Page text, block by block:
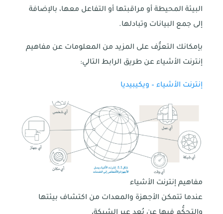
البيئة المحيطة أو مراقبتها أو التفاعل معها، بالإضافة
إلى جمع البيانات وتبادلها.
بإمكانك التعرُّف على المزيد من المعلومات عن مفاهيم
إنترنت الأشياء عن طريق الرابط التالي:
إنترنت الأشياء – ويكيبيديا
مفاهيم إنترنت الأشياء
عندما تتمكن الأجهزة والمعدات من اكتشاف بيئتها